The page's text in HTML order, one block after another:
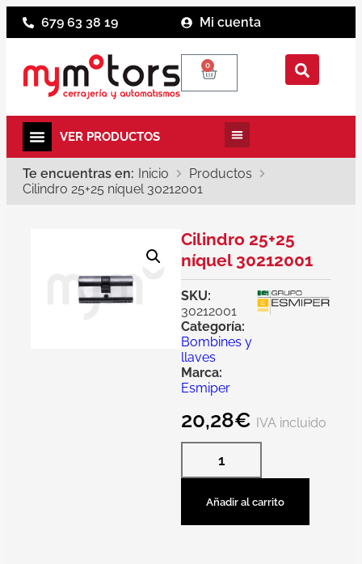
679 63 38 19 Mi cuenta
0
Te encuentras en: Inicio
Productos
Cilindro 25+25 níquel 30212001
Cilindro 25+25
níquel 30212001
SKU:
30212001
Categoría:
Bombines y
llaves
Marca:
Esmiper
20,28€ IVA incluido
Añadir al carrito